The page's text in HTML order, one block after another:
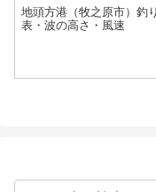
地頭方港（牧之原市）釣
表・波の高さ・風速